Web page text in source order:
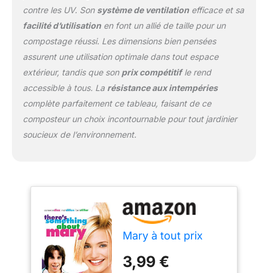
contre les UV. Son système de ventilationefficace et sa
facilité d’utilisationen font un allié de taille pour un
compostage réussi. Les dimensions bien pensées
assurent une utilisation optimale dans tout espace
extérieur, tandis que son prix compétitifle rend
accessible à tous. La résistance aux intempéries
complète parfaitement ce tableau, faisant de ce
composteur un choix incontournable pour tout jardinier
soucieux de l’environnement.
Mary à tout prix
3,99 €